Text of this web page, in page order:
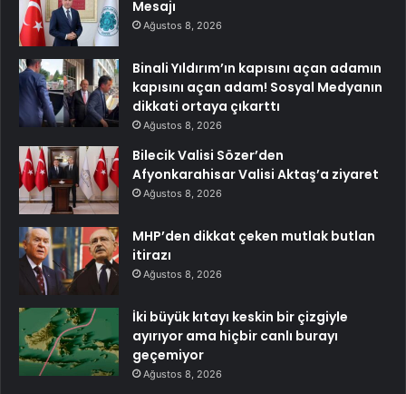
Mesajı
Ağustos 8, 2026
Binali Yıldırım’ın kapısını açan adamın
kapısını açan adam! Sosyal Medyanın
dikkati ortaya çıkarttı
Ağustos 8, 2026
Bilecik Valisi Sözer’den
Afyonkarahisar Valisi Aktaş’a ziyaret
Ağustos 8, 2026
MHP’den dikkat çeken mutlak butlan
itirazı
Ağustos 8, 2026
İki büyük kıtayı keskin bir çizgiyle
ayırıyor ama hiçbir canlı burayı
geçemiyor
Ağustos 8, 2026